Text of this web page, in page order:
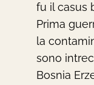
fu il casus
Prima
la
sono
Bosnia